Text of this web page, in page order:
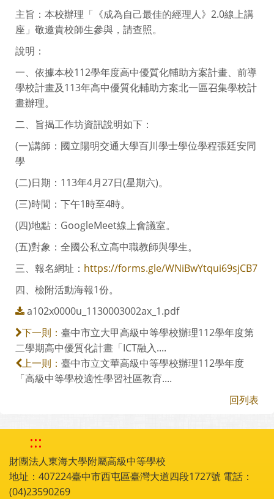
主旨：本校辦理「《成為自己最佳的經理人》2.0線上講
座」敬邀貴校師生參與，請查照。
說明：
一、依據本校112學年度高中優質化輔助方案計畫、前導
學校計畫及113年高中優質化輔助方案北一區召集學校計
畫辦理。
二、旨揭工作坊資訊說明如下：
(一)講師：國立陽明交通大學百川學士學位學程張廷安同
學
(二)日期：113年4月27日(星期六)。
(三)時間：下午1時至4時。
(四)地點：GoogleMeet線上會議室。
(五)對象：全國公私立高中職教師與學生。
三、報名網址： https://forms.gle/WNiBwYtqui69sjCB7
四、檢附活動海報1份。
a102x0000u_1130003002ax_1.pdf
下一則： 臺中市立大甲高級中等學校辦理112學年度第
二學期高中優質化計畫「ICT融入....
上一則： 臺中市立文華高級中等學校辦理112學年度
「高級中等學校適性學習社區教育....
回列表
:::
財團法人東海大學附屬高級中等學校
地址：407224臺中市西屯區臺灣大道四段1727號 電話：
(04)23590269